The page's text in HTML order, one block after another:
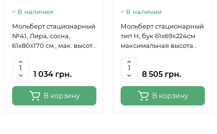
В наличии
Мольберт стационарный
№41, Лира, сосна,
61х80х170 см., мак. высота
Studio
1 034 грн.
В корзину
В наличии
Мольберт стационарный
тип Н, бук 61x69x224см
максимальная высота
6059
8 505 грн.
В корзину